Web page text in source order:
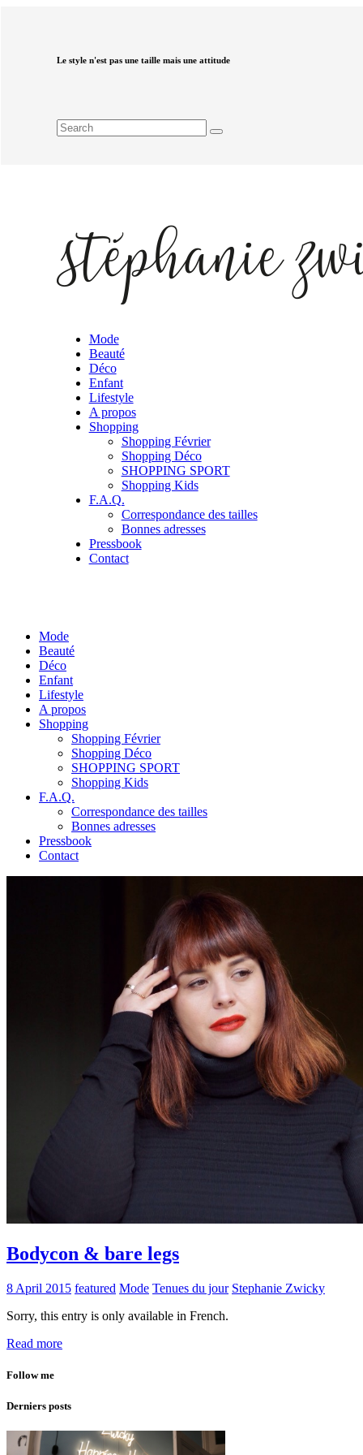
Le style n'est pas une taille mais une attitude
Mode
Beauté
Déco
Enfant
Lifestyle
A propos
Shopping
Shopping Février
Shopping Déco
SHOPPING SPORT
Shopping Kids
F.A.Q.
Correspondance des tailles
Bonnes adresses
Pressbook
Contact
Mode
Beauté
Déco
Enfant
Lifestyle
A propos
Shopping
Shopping Février
Shopping Déco
SHOPPING SPORT
Shopping Kids
F.A.Q.
Correspondance des tailles
Bonnes adresses
Pressbook
Contact
Bodycon & bare legs
8 April 2015 featured Mode Tenues du jour Stephanie Zwicky
Sorry, this entry is only available in French.
Read more
Follow me
Derniers posts